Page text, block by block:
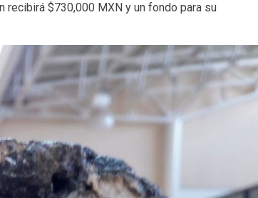
recibirá $730,000 MXN y un fondo para su